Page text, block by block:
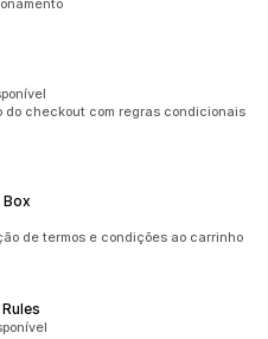
do checkout com regras condicionais
de termos e condições ao carrinho